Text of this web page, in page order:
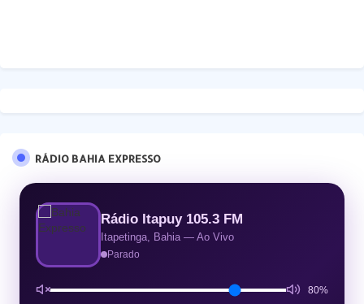
RÁDIO BAHIA EXPRESSO
Rádio Itapuy 105.3 FM
Itapetinga, Bahia — Ao Vivo
Parado
80%